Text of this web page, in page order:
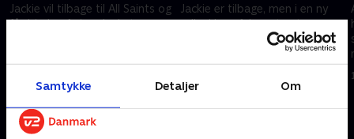
Samtykke Detaljer Om
Jackie vil tilbage til All Saints og
får hjælp af sin advokat, men
har det svært med Jackies
Jackie er tilbage, men i en ny
rolle. Hun afslører to store
hemmeligheder. Carrie
tilbageholder ting for Coop.
Andre så også